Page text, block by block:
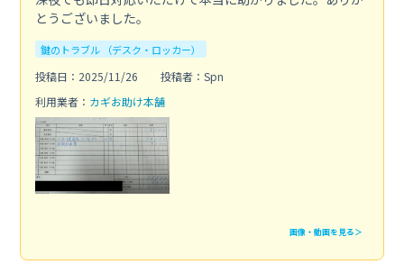
とうございました。
鍵のトラブル （デスク・ロッカー）
投稿日：2025/11/26
投稿者：Spn
利用業者： カギお助け本舗
画像・動画を見る＞